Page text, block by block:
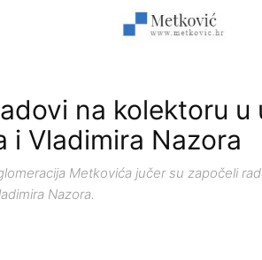
na kolektoru u
i Vladimira Nazora
Metkovića jučer su započeli
Nazora.